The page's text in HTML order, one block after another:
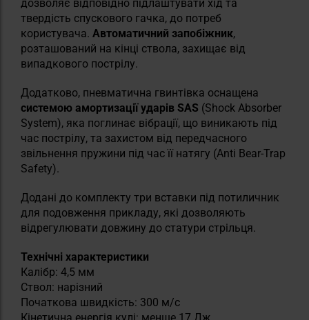
дозволяє відповідно підлаштувати хід та
твердість спускового гачка, до потреб
користувача. Автоматичний запобіжник,
розташований на кінці ствола, захищає від
випадкового пострілу.
Додатково, пневматична гвинтівка оснащена
системою амортизації ударів SAS (Shock Absorber
System), яка поглинає вібрації, що виникають під
час пострілу, та захистом від передчасного
звільнення пружини під час її натягу (Anti Bear-Trap
Safety).
Додані до комплекту три вставки під потиличник
для подовження прикладу, які дозволяють
відрегулювати довжину до статури стрільця.
Технічні характеристики
Калібр: 4,5 мм
Ствол: нарізний
Початкова швидкість: 300 м/с